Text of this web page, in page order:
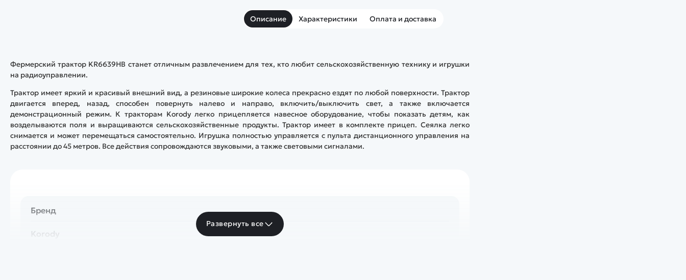
Описание Характеристики Оплата и доставка
Фермерский трактор KR6639HB станет отличным развлечением для тех, кто любит сельскохозяйственную технику и игрушки
на радиоуправлении.
Трактор имеет яркий и красивый внешний вид, а резиновые широкие колеса прекрасно ездят по любой поверхности. Трактор
двигается вперед, назад, способен повернуть налево и направо, включить/выключить свет, а также включается
демонстрационный режим. К тракторам Korody легко прицепляется навесное оборудование, чтобы показать детям, как
возделываются поля и выращиваются сельскохозяйственные продукты. Трактор имеет в комплекте прицеп. Сеялка легко
снимается и может перемещаться самостоятельно. Игрушка полностью управляется с пульта дистанционного управления на
расстоянии до 45 метров. Все действия сопровождаются звуковыми, а также световыми сигналами.
Бренд
Korody
Развернуть все